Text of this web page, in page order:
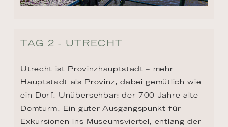
TAG 2 - UTRECHT
Utrecht ist Provinzhauptstadt – mehr
Hauptstadt als Provinz, dabei gemütlich wie
ein Dorf. Unübersehbar: der 700 Jahre alte
Domturm. Ein guter Ausgangspunkt für
Exkursionen ins Museumsviertel, entlang der